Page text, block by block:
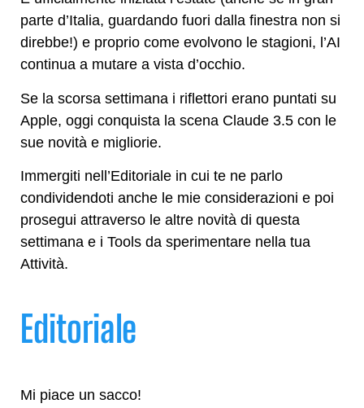
parte d’Italia, guardando fuori dalla finestra non si
direbbe!) e proprio come evolvono le stagioni, l’AI
continua a mutare a vista d’occhio.
Se la scorsa settimana i riflettori erano puntati su
Apple, oggi conquista la scena Claude 3.5 con le
sue novità e migliorie.
Immergiti nell’Editoriale in cui te ne parlo
condividendoti anche le mie considerazioni e poi
prosegui attraverso le altre novità di questa
settimana e i Tools da sperimentare nella tua
Attività.
Editoriale
Mi piace un sacco!